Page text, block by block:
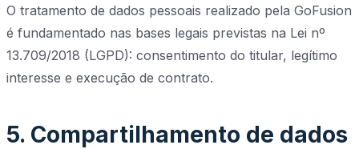
O tratamento de dados pessoais realizado pela GoFusion
é fundamentado nas bases legais previstas na Lei nº
13.709/2018 (LGPD): consentimento do titular, legítimo
interesse e execução de contrato.
5. Compartilhamento de dados